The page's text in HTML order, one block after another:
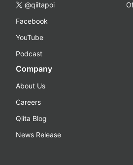
@qiitapoi
Facebook
YouTube
Podcast
Company
About Us
Careers
Qiita Blog
News Release